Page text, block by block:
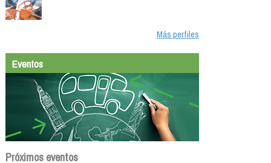
Más perfiles
Eventos
Próximos eventos